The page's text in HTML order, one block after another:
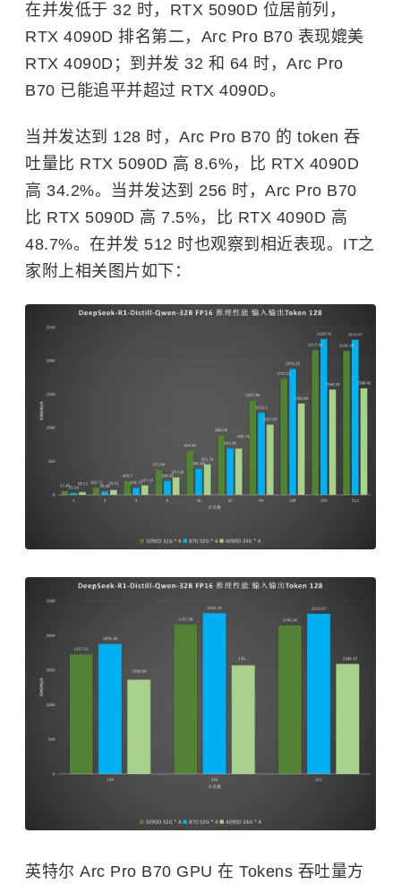
在并发低于 32 时，RTX 5090D 位居前列，
RTX 4090D 排名第二，Arc Pro B70 表现媲美
RTX 4090D；到并发 32 和 64 时，Arc Pro
B70 已能追平并超过 RTX 4090D。
当并发达到 128 时，Arc Pro B70 的 token 吞
吐量比 RTX 5090D 高 8.6%，比 RTX 4090D
高 34.2%。当并发达到 256 时，Arc Pro B70
比 RTX 5090D 高 7.5%，比 RTX 4090D 高
48.7%。在并发 512 时也观察到相近表现。IT之
家附上相关图片如下：
英特尔 Arc Pro B70 GPU 在 Tokens 吞吐量方